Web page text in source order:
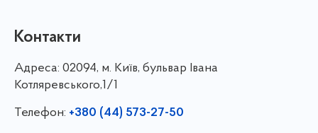
Контакти
Адреса: 02094, м. Київ, бульвар Івана
Котляревського,1/1
Телефон: +380 (44) 573-27-50